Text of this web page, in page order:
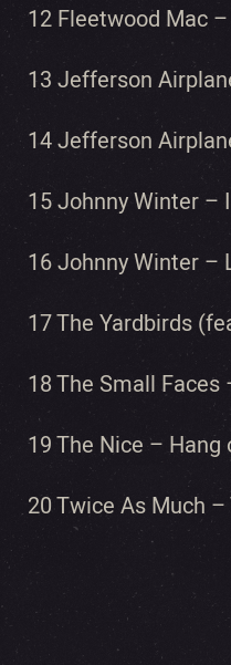
12 Fleetwood Mac
13 Jefferson
14 Jefferson
15 Johnny Winter –
16 Johnny Winter –
17 The Yardbirds
18 The Small
19 The Nice – Hang
20 Twice As Much